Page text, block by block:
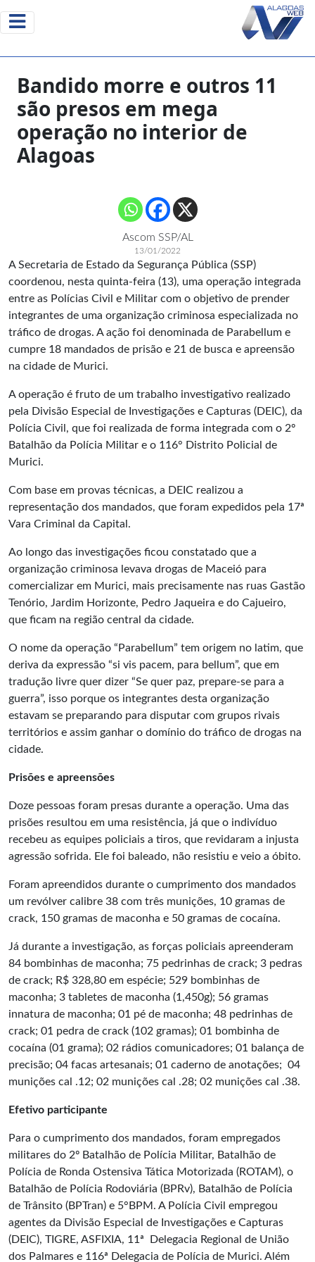
Bandido morre e outros 11
são presos em mega
operação no interior de
Alagoas
Ascom SSP/AL
13/01/2022
A Secretaria de Estado da Segurança Pública (SSP)
coordenou, nesta quinta-feira (13), uma operação integrada
entre as Polícias Civil e Militar com o objetivo de prender
integrantes de uma organização criminosa especializada no
tráfico de drogas. A ação foi denominada de Parabellum e
cumpre 18 mandados de prisão e 21 de busca e apreensão
na cidade de Murici.
A operação é fruto de um trabalho investigativo realizado
pela Divisão Especial de Investigações e Capturas (DEIC), da
Polícia Civil, que foi realizada de forma integrada com o 2º
Batalhão da Polícia Militar e o 116° Distrito Policial de
Murici.
Com base em provas técnicas, a DEIC realizou a
representação dos mandados, que foram expedidos pela 17ª
Vara Criminal da Capital.
Ao longo das investigações ficou constatado que a
organização criminosa levava drogas de Maceió para
comercializar em Murici, mais precisamente nas ruas Gastão
Tenório, Jardim Horizonte, Pedro Jaqueira e do Cajueiro,
que ficam na região central da cidade.
O nome da operação “Parabellum” tem origem no latim, que
deriva da expressão “si vis pacem, para bellum”, que em
tradução livre quer dizer “Se quer paz, prepare-se para a
guerra”, isso porque os integrantes desta organização
estavam se preparando para disputar com grupos rivais
territórios e assim ganhar o domínio do tráfico de drogas na
cidade.
Prisões e apreensões
Doze pessoas foram presas durante a operação. Uma das
prisões resultou em uma resistência, já que o indivíduo
recebeu as equipes policiais a tiros, que revidaram a injusta
agressão sofrida. Ele foi baleado, não resistiu e veio a óbito.
Foram apreendidos durante o cumprimento dos mandados
um revólver calibre 38 com três munições, 10 gramas de
crack, 150 gramas de maconha e 50 gramas de cocaína.
Já durante a investigação, as forças policiais apreenderam
84 bombinhas de maconha; 75 pedrinhas de crack; 3 pedras
de crack; R$ 328,80 em espécie; 529 bombinhas de
maconha; 3 tabletes de maconha (1,450g); 56 gramas
innatura de maconha; 01 pé de maconha; 48 pedrinhas de
crack; 01 pedra de crack (102 gramas); 01 bombinha de
cocaína (01 grama); 02 rádios comunicadores; 01 balança de
precisão; 04 facas artesanais; 01 caderno de anotações; 04
munições cal .12; 02 munições cal .28; 02 munições cal .38.
Efetivo participante
Para o cumprimento dos mandados, foram empregados
militares do 2º Batalhão de Polícia Militar, Batalhão de
Polícia de Ronda Ostensiva Tática Motorizada (ROTAM), o
Batalhão de Polícia Rodoviária (BPRv), Batalhão de Polícia
de Trânsito (BPTran) e 5°BPM. A Polícia Civil empregou
agentes da Divisão Especial de Investigações e Capturas
(DEIC), TIGRE, ASFIXIA, 11ª Delegacia Regional de União
dos Palmares e 116ª Delegacia de Polícia de Murici. Além